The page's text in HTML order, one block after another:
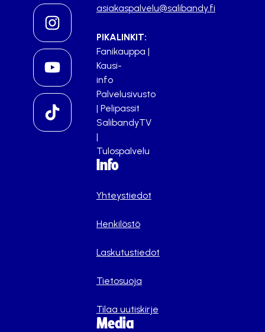
asiakaspalvelu@salibandy.fi
PIKALINKIT:
Fanikauppa |
Kausi-
info
Palvelusivusto
| Pelipassit
SalibandyTV
|
Tulospalvelu
Info
Yhteystiedot
Henkilöstö
Laskutustiedot
Tietosuoja
Tilaa uutiskirje
Media